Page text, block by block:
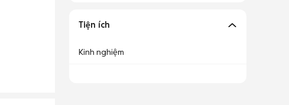
Tiện ích
Kinh nghiệm